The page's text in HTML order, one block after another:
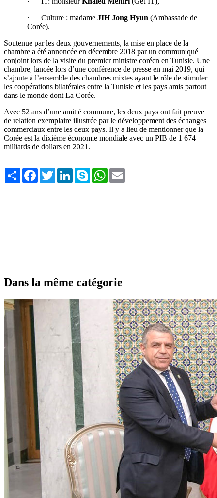
· Culture : madame JIH Jong Hyun (Ambassade de
Corée).
Soutenue par les deux gouvernements, la mise en place de la
chambre a été annoncée en décembre 2018 par un communiqué
conjoint lors de la visite du premier ministre coréen en Tunisie. Une
chambre, lancée lors d’une conférence de presse en mai 2019, qui
s’ajoute à l’ensemble des chambres mixtes ayant le rôle de stimuler
les coopérations bilatérales entre la Tunisie et les pays amis partout
dans le monde dont La Corée.
Avec 52 ans d’une amitié commune, les deux pays ont fait preuve
de relation exemplaire illustrée par le développement des échanges
commerciaux entre les deux pays. Il y a lieu de mentionner que la
Corée est la dixième économie mondiale avec un PIB de 1 674
milliards de dollars en 2021.
Share FacebookTwitterLinkedInSkype WhatsApp
Dans la même catégorie